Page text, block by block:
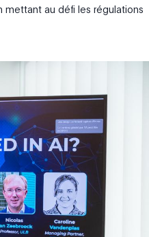
au défi les régulations